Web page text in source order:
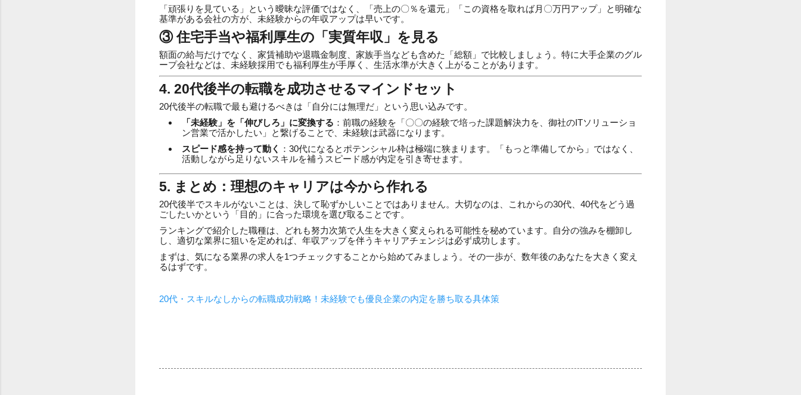
「頑張りを見ている」という曖昧な評価ではなく、「売上の〇％を還元」「この資格を取れば月〇万円アップ」と明確な
基準がある会社の方が、未経験からの年収アップは早いです。
③ 住宅手当や福利厚生の「実質年収」を見る
額面の給与だけでなく、家賃補助や退職金制度、家族手当なども含めた「総額」で比較しましょう。特に大手企業のグル
ープ会社などは、未経験採用でも福利厚生が手厚く、生活水準が大きく上がることがあります。
4. 20代後半の転職を成功させるマインドセット
20代後半の転職で最も避けるべきは「自分には無理だ」という思い込みです。
「未経験」を「伸びしろ」に変換する ：前職の経験を「〇〇の経験で培った課題解決力を、御社のITソリューショ
ン営業で活かしたい」と繋げることで、未経験は武器になります。
スピード感を持って動く ：30代になるとポテンシャル枠は極端に狭まります。「もっと準備してから」ではなく、
活動しながら足りないスキルを補うスピード感が内定を引き寄せます。
5. まとめ：理想のキャリアは今から作れる
20代後半でスキルがないことは、決して恥ずかしいことではありません。大切なのは、これからの30代、40代をどう過
ごしたいかという「目的」に合った環境を選び取ることです。
ランキングで紹介した職種は、どれも努力次第で人生を大きく変えられる可能性を秘めています。自分の強みを棚卸し
し、適切な業界に狙いを定めれば、年収アップを伴うキャリアチェンジは必ず成功します。
まずは、気になる業界の求人を1つチェックすることから始めてみましょう。その一歩が、数年後のあなたを大きく変え
るはずです。
20代・スキルなしからの転職成功戦略！未経験でも優良企業の内定を勝ち取る具体策